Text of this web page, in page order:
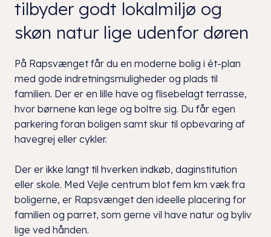
tilbyder godt lokalmiljø og
skøn natur lige udenfor døren
På Rapsvænget får du en moderne bolig i ét-plan
med gode indretningsmuligheder og plads til
familien. Der er en lille have og flisebelagt terrasse,
hvor børnene kan lege og boltre sig. Du får egen
parkering foran boligen samt skur til opbevaring af
havegrej eller cykler.
Der er ikke langt til hverken indkøb, daginstitution
eller skole. Med Vejle centrum blot fem km væk fra
boligerne, er Rapsvænget den ideelle placering for
familien og parret, som gerne vil have natur og byliv
lige ved hånden.